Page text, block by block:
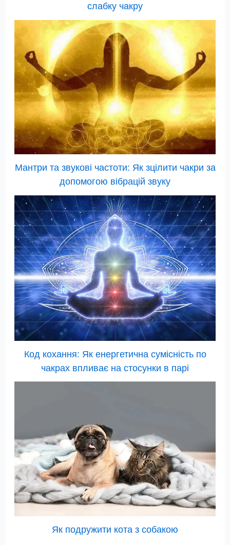
слабку чакру
Мантри та звукові частоти: Як зцілити чакри за
допомогою вібрацій звуку
Код кохання: Як енергетична сумісність по
чакрах впливає на стосунки в парі
Як подружити кота з собакою